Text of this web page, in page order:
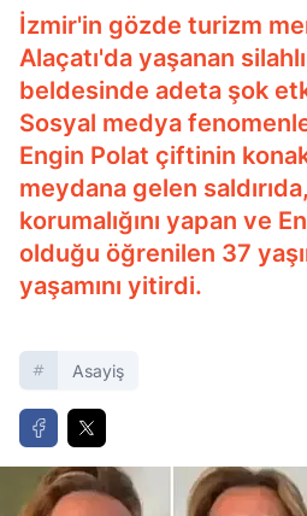
İzmir'in gözde turizm
Alaçatı'da yaşanan
beldesinde adeta şok
Sosyal medya
Engin Polat çiftinin
meydana gelen
korumalığını yapan ve
olduğu öğrenilen 37
yaşamını yitirdi.
Asayiş